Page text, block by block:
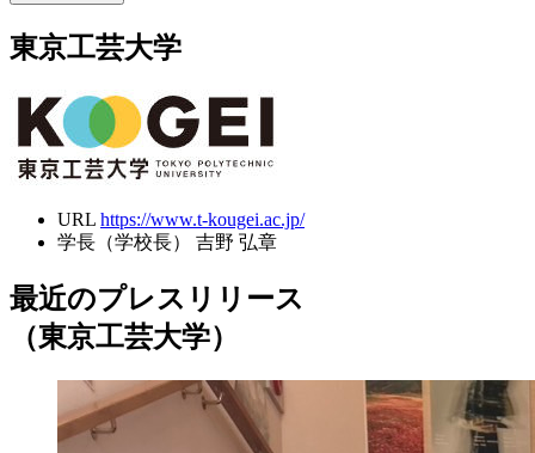
東京工芸大学
URL https://www.t-kougei.ac.jp/
学長（学校長）
吉野 弘章
最近のプレスリリース
（東京工芸大学）